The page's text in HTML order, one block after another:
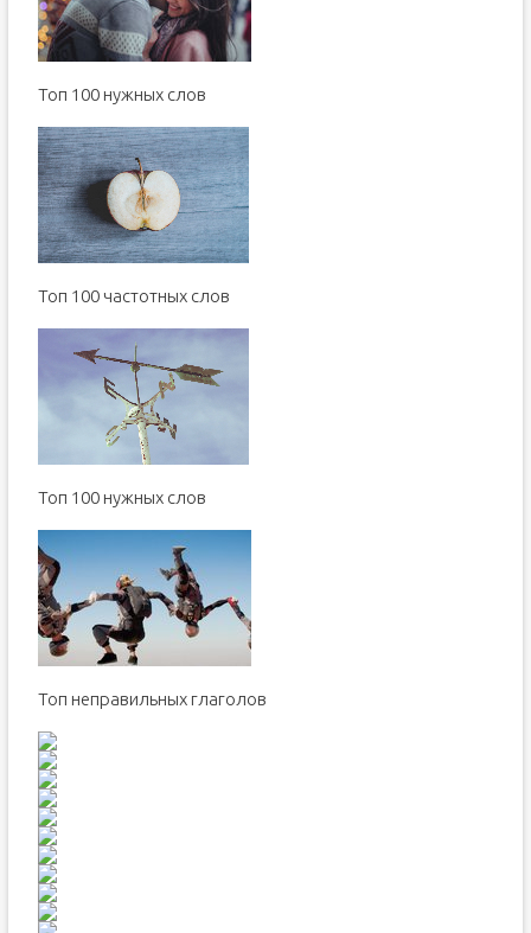
Toп 100 нужных слов
Топ 100 частотных слов
Toп 100 нужных слов
Топ неправильных глаголов